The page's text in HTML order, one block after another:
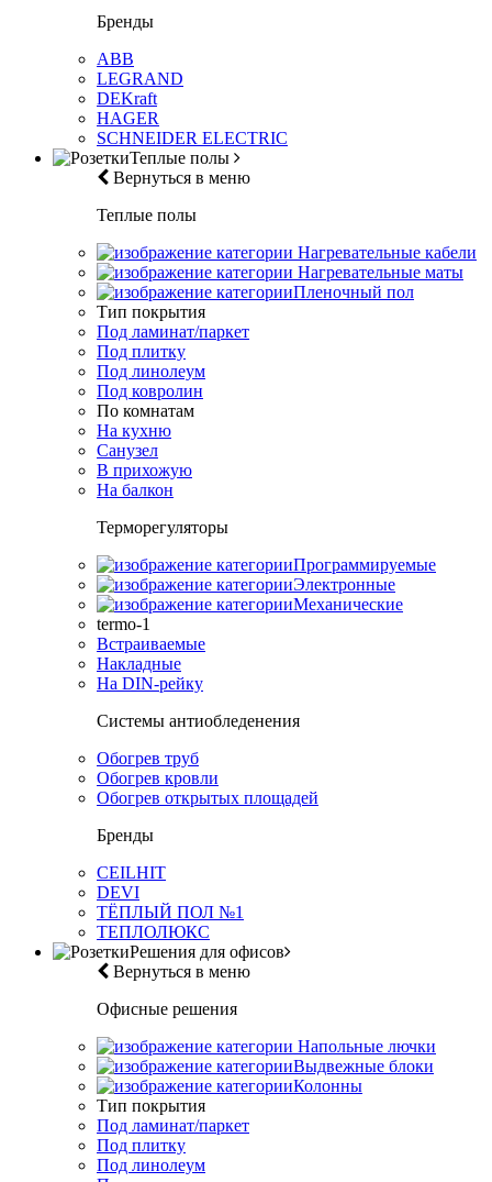
Бренды
ABB
LEGRAND
DEKraft
HAGER
SCHNEIDER ELECTRIC
Теплые полы
Вернуться в меню
Теплые полы
Нагревательные кабели
Нагревательные маты
Пленочный пол
Тип покрытия
Под ламинат/паркет
Под плитку
Под линолеум
Под ковролин
По комнатам
На кухню
Санузел
В прихожую
На балкон
Терморегуляторы
Программируемые
Электронные
Механические
termo-1
Встраиваемые
Накладные
На DIN-рейку
Системы антиобледенения
Обогрев труб
Обогрев кровли
Обогрев открытых площадей
Бренды
CEILHIT
DEVI
ТЁПЛЫЙ ПОЛ №1
ТЕПЛОЛЮКС
Решения для офисов
Вернуться в меню
Офисные решения
Напольные лючки
Выдвежные блоки
Колонны
Тип покрытия
Под ламинат/паркет
Под плитку
Под линолеум